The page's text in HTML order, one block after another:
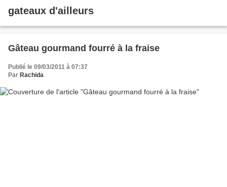
gateaux d'ailleurs
Gâteau gourmand fourré à la fraise
Publié le 09/03/2011 à 07:37
Par Rachida